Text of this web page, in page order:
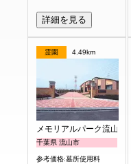
詳細を見る
霊園 4.49km
メモリアルパーク流山聖地
千葉県 流山市
参考価格:墓所使用料